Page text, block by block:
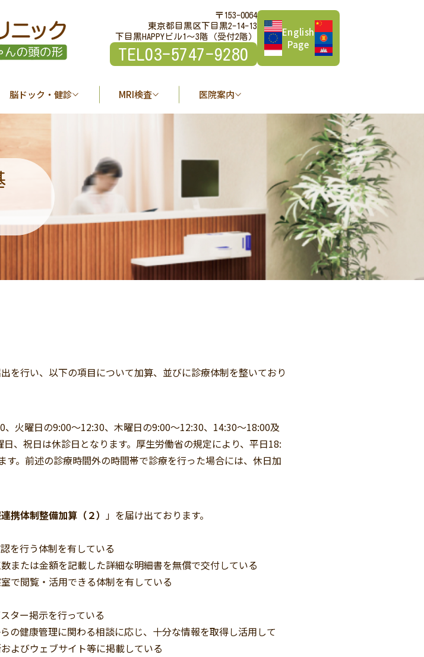
〒153-0064
東京都目黒区下目黒2-14-13
下目黒HAPPYビル1～3階（受付2階）
TEL03-5747-9280
English
Page
脳ドック・健診 MRI検査 医院案内
を行い、以下の項目について加算、並びに診療体制を整いており
火曜日の9:00～12:30、木曜日の9:00〜12:30、14:30〜18:00及
、祝日は休診日となります。厚生労働省の規定により、平日18:
。前述の診療時間外の時間帯で診療を行った場合には、休日加
携体制整備加算（２） 」を届け出ております。
を行う体制を有している
または金額を記載した詳細な明細書を無償で交付している
で閲覧・活用できる体制を有している
ター掲示を行っている
の健康管理に関わる相談に応じ、十分な情報を取得し活用して
びウェブサイト等に掲載している